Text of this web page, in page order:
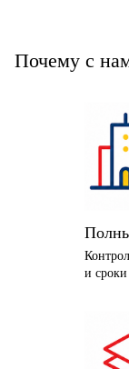
Почему с
и сроки